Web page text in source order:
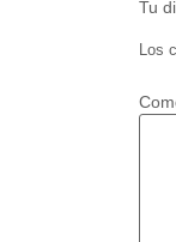
Tu
Los